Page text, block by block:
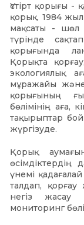
Үстірт қорығы -
қорық. 1984
мақсаты - шөл
түрінде
қорығында
Қорықта
экологиялық
мұражайы және
қорығының
бөлімінің аға,
тақырыптар
жүргізуде.
Қорық
өсімдіктердің
үнемі
талдап,
негіз жасау
мониторинг